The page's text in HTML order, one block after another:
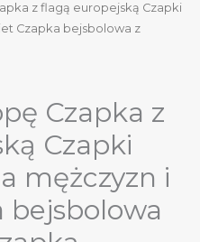
z flagą europejską Czapki
Czapka bejsbolowa z
Czapka z
Czapki
mężczyzn i
bejsbolowa